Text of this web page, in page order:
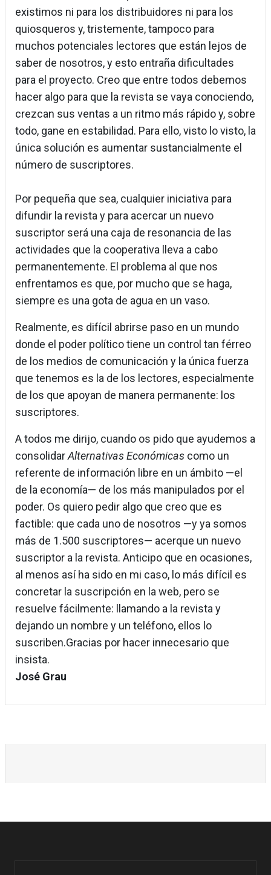
existimos ni para los distribuidores ni para los
quiosqueros y, tristemente, tampoco para
muchos potenciales lectores que están lejos de
saber de nosotros, y esto entraña dificultades
para el proyecto. Creo que entre todos debemos
hacer algo para que la revista se vaya conociendo,
crezcan sus ventas a un ritmo más rápido y, sobre
todo, gane en estabilidad. Para ello, visto lo visto, la
única solución es aumentar sustancialmente el
número de suscriptores.
Por pequeña que sea, cualquier iniciativa para
difundir la revista y para acercar un nuevo
suscriptor será una caja de resonancia de las
actividades que la cooperativa lleva a cabo
permanentemente. El problema al que nos
enfrentamos es que, por mucho que se haga,
siempre es una gota de agua en un vaso.
Realmente, es difícil abrirse paso en un mundo
donde el poder político tiene un control tan férreo
de los medios de comunicación y la única fuerza
que tenemos es la de los lectores, especialmente
de los que apoyan de manera permanente: los
suscriptores.
A todos me dirijo, cuando os pido que ayudemos a
consolidarAlternativas Económicas como un
referente de información libre en un ámbito —el
de la economía— de los más manipulados por el
poder. Os quiero pedir algo que creo que es
factible: que cada uno de nosotros —y ya somos
más de 1.500 suscriptores— acerque un nuevo
suscriptor a la revista. Anticipo que en ocasiones,
al menos así ha sido en mi caso, lo más difícil es
concretar la suscripción en la web, pero se
resuelve fácilmente: llamando a la revista y
dejando un nombre y un teléfono, ellos lo
suscriben.Gracias por hacer innecesario que
insista.
José Grau